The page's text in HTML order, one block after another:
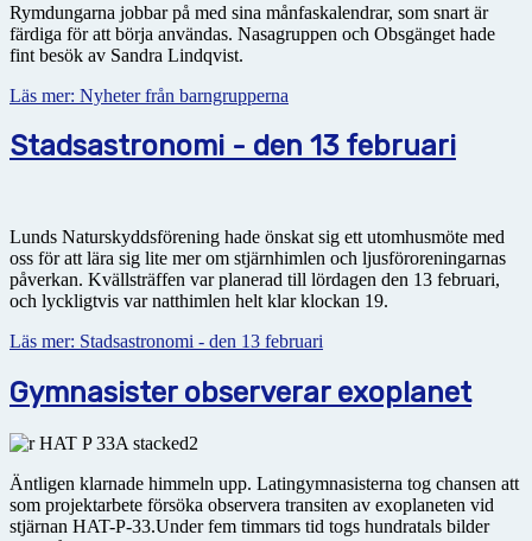
Rymdungarna jobbar på med sina månfaskalendrar, som snart är
färdiga för att börja användas. Nasagruppen och Obsgänget hade
fint besök av Sandra Lindqvist.
Läs mer: Nyheter från barngrupperna
Stadsastronomi - den 13 februari
Lunds Naturskyddsförening hade önskat sig ett utomhusmöte med
oss för att lära sig lite mer om stjärnhimlen och ljusföroreningarnas
påverkan. Kvällsträffen var planerad till lördagen den 13 februari,
och lyckligtvis var natthimlen helt klar klockan 19.
Läs mer: Stadsastronomi - den 13 februari
Gymnasister observerar exoplanet
Äntligen klarnade himmeln upp. Latingymnasisterna tog chansen att
som projektarbete försöka observera transiten av exoplaneten vid
stjärnan HAT-P-33.Under fem timmars tid togs hundratals bilder